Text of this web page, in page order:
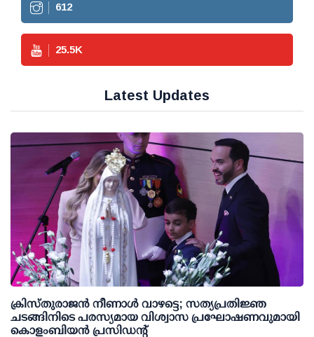
612
25.5K
Latest Updates
ക്രിസ്തുരാജൻ നീണാൾ വാഴട്ടെ; സത്യപ്രതിജ്ഞ
ചടങ്ങിനിടെ പരസ്യമായ വിശ്വാസ പ്രഘോഷണവുമായി
കൊളംബിയൻ പ്രസിഡന്റ്